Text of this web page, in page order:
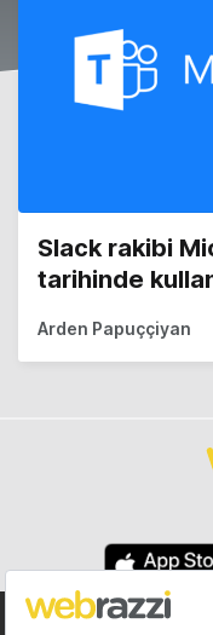
Slack rakibi
tarihinde
Arden Papuççiyan